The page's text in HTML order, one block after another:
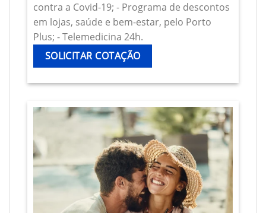
contra a Covid-19; - Programa de descontos
em lojas, saúde e bem-estar, pelo Porto
Plus; - Telemedicina 24h.
SOLICITAR COTAÇÃO